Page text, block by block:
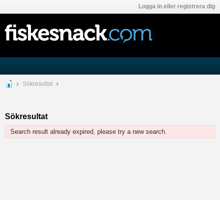
Logga in eller registrera dig
Sökresultat
Sökresultat
Search result already expired, please try a new search.